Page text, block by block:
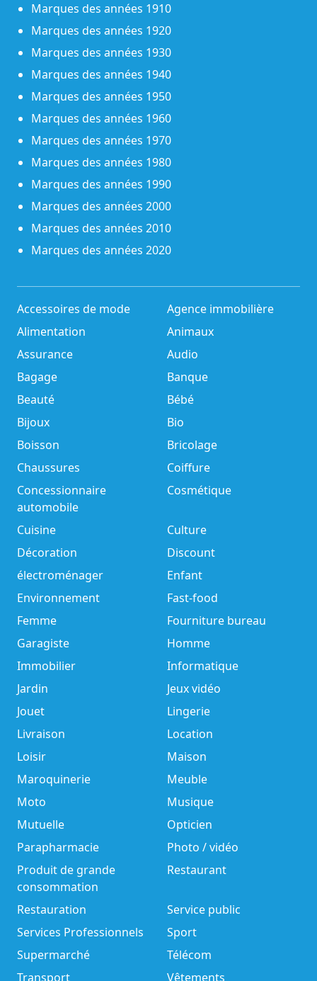
Marques des années 1910
Marques des années 1920
Marques des années 1930
Marques des années 1940
Marques des années 1950
Marques des années 1960
Marques des années 1970
Marques des années 1980
Marques des années 1990
Marques des années 2000
Marques des années 2010
Marques des années 2020
Accessoires de mode
Agence immobilière
Alimentation
Animaux
Assurance
Audio
Bagage
Banque
Beauté
Bébé
Bijoux
Bio
Boisson
Bricolage
Chaussures
Coiffure
Concessionnaire
automobile
Cosmétique
Cuisine
Culture
Décoration
Discount
électroménager
Enfant
Environnement
Fast-food
Femme
Fourniture bureau
Garagiste
Homme
Immobilier
Informatique
Jardin
Jeux vidéo
Jouet
Lingerie
Livraison
Location
Loisir
Maison
Maroquinerie
Meuble
Moto
Musique
Mutuelle
Opticien
Parapharmacie
Photo / vidéo
Produit de grande
consommation
Restaurant
Restauration
Service public
Services Professionnels
Sport
Supermarché
Télécom
Transport
Vêtements